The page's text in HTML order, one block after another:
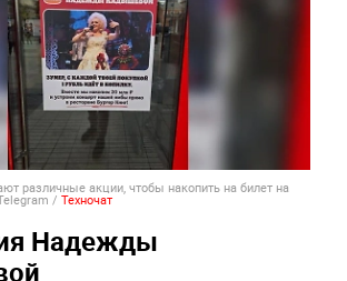
различные акции, чтобы накопить на билет на
/ Техночат
Надежды